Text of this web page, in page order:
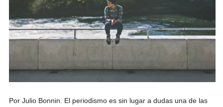
Por Julio Bonnin. El periodismo es sin lugar a dudas una de las